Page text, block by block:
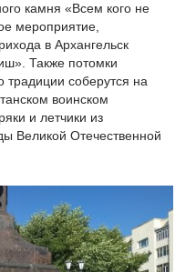
камня «Всем кого не
мероприятие,
в Архангельск
Также потомки
традиции соберутся на
воинском
и летчики из
Великой Отечественной